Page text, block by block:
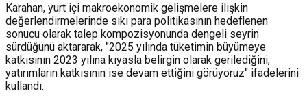
Karahan, yurt içi makroekonomik gelişmelere ilişkin
değerlendirmelerinde sıkı para politikasının hedeflenen
sonucu olarak talep kompozisyonunda dengeli seyrin
sürdüğünü aktararak, "2025 yılında tüketimin büyümeye
katkısının 2023 yılına kıyasla belirgin olarak gerilediğini,
yatırımların katkısının ise devam ettiğini görüyoruz" ifadelerini
kullandı.